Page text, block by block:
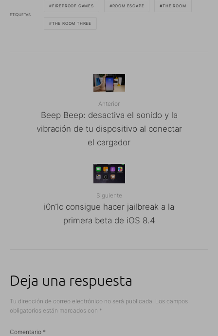
ETIQUETAS
FIREPROOF GAMES ROOM ESCAPE THE ROOM
THE ROOM THREE
Anterior
Beep Beep: desactiva el sonido y la
vibración de tu dispositivo al conectar
el cargador
Siguiente
i0n1c consigue hacer jailbreak a la
primera beta de iOS 8.4
Deja una respuesta
Tu dirección de correo electrónico no será publicada. Los campos
obligatorios están marcados con *
Comentario *